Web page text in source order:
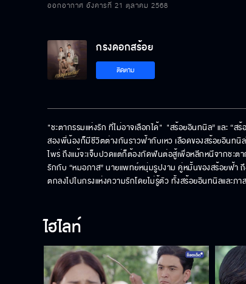
ออกอากาศ อังคารที่ 21 ตุลาคม 2568
กรงดอกสร้อย
ติดตาม
"ชะตากรรมแห่งรัก ที่ไม่อาจเลือกได้"  "สร้อยอินทนิล” และ “ส
สองพี่น้องก็มีชีวิตต่างกันราวฟ้ากับเหว เลือดของสร้อยอินทนิ
ไพร่ ถึงแม้จะเจ็บปวดแต่ก็ต้องกัดฟันต่อสู้เพื่อหลีกหนีจากชะต
รักกับ “หมอภาส” นายแพทย์หนุ่มรูปงาม คู่หมั้นของสร้อยฟ้า
ตกลงไปในกรงแห่งความรักโดยไม่รู้ตัว ทั้งสร้อยอินทนิลและ
ไฮไลท์